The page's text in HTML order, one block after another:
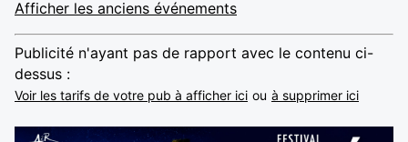
Afficher les anciens événements
Publicité n'ayant pas de rapport avec le contenu ci-
dessus :
Voir les tarifs de votre pub à afficher ici ou à supprimer ici